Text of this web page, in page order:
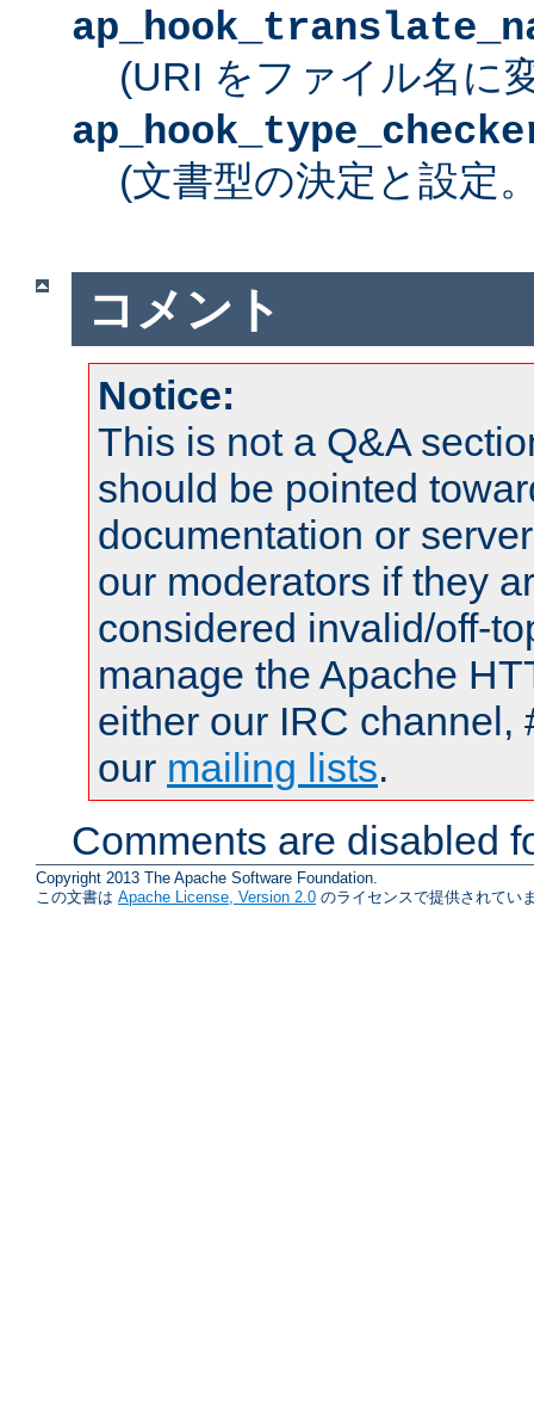
(URI をファイル名に
(文書型の決定と設定
コメント
Notice:
This is not a Q&A
should be pointed
documentation or
our moderators if they
considered invalid/off-
manage the Apache
either our IRC channel,
our mailing lists.
Comments are disabled
Copyright 2013 The Apache Software Foundation.
この文書は Apache License, Version 2.0 のライセンスで提供されてい